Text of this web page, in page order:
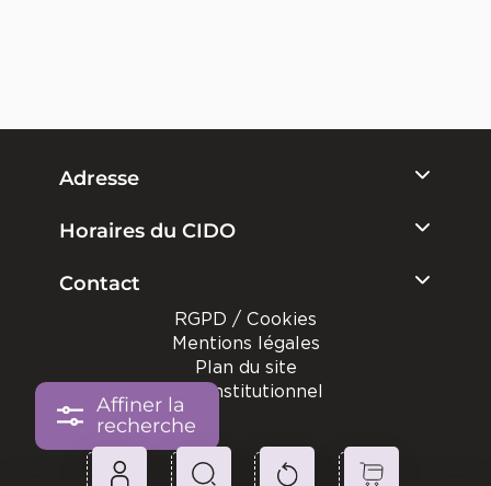
Affiner la
recherche
Adresse
Horaires du CIDO
Contact
RGPD / Cookies
Mentions légales
Plan du site
Site institutionnel